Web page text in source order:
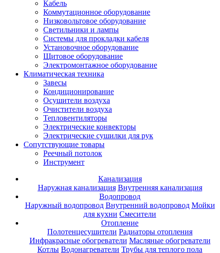
Кабель
Коммутационное оборудование
Низковольтовое оборудование
Светильники и лампы
Системы для прокладки кабеля
Установочное оборудование
Щитовое оборудование
Электромонтажное оборудование
Климатическая техника
Завесы
Кондиционирование
Осушители воздуха
Очистители воздуха
Тепловентиляторы
Электрические конвекторы
Электрические сушилки для рук
Сопутствующие товары
Реечный потолок
Инструмент
Канализация
Наружная канализация Внутренняя канализация
Водопровод
Наружный водопровод Внутренний водопровод Мойки
для кухни Смесители
Отопление
Полотенцесушители Радиаторы отопления
Инфракрасные обогреватели Масляные обогреватели
Котлы Водонагреватели Трубы для теплого пола